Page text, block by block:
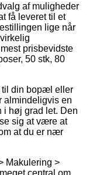
af muligheder
få leveret til et
lige når
prisbevidste
50 stk, 80
til din bopæl eller
almindeligvis en
i høj grad let. Den
sig at være at
at du er nær
Makulering >
central om